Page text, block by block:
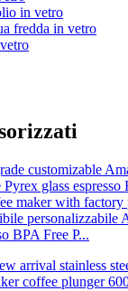
in vetro
fredda in vetro
personalizzabile
BPA Free P...